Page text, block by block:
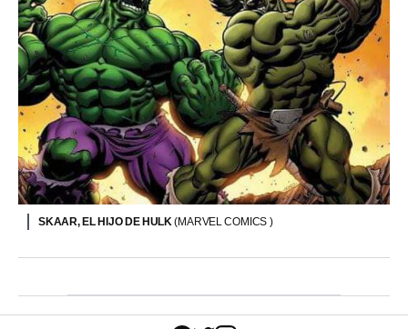
SKAAR, EL HIJO DE HULK(MARVEL COMICS )